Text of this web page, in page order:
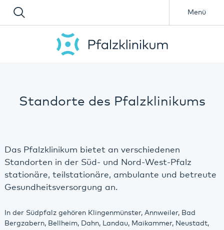
Menü
Standorte des Pfalzklinikums
Das Pfalzklinikum bietet an verschiedenen
Standorten in der Süd- und Nord-West-Pfalz
stationäre, teilstationäre, ambulante und betreute
Gesundheitsversorgung an.
In der Südpfalz gehören Klingenmünster, Annweiler, Bad
Bergzabern, Bellheim, Dahn, Landau, Maikammer, Neustadt,